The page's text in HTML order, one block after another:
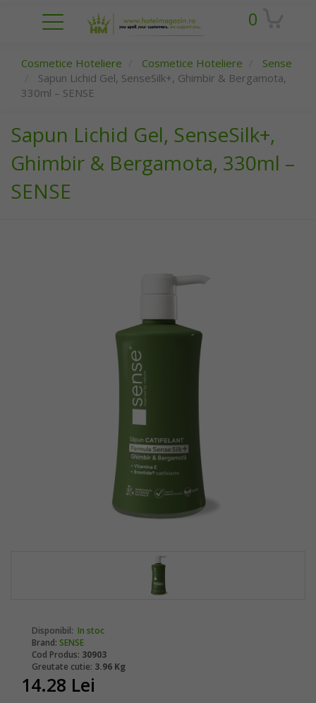
0
Cosmetice Hoteliere Cosmetice Hoteliere
Sense
Sapun Lichid Gel, SenseSilk+, Ghimbir & Bergamota,
330ml – SENSE
Sapun Lichid Gel, SenseSilk+,
Ghimbir & Bergamota, 330ml –
SENSE
Disponibil: In stoc
Brand: SENSE
Cod Produs: 30903
Greutate cutie: 3.96 Kg
14.28 Lei